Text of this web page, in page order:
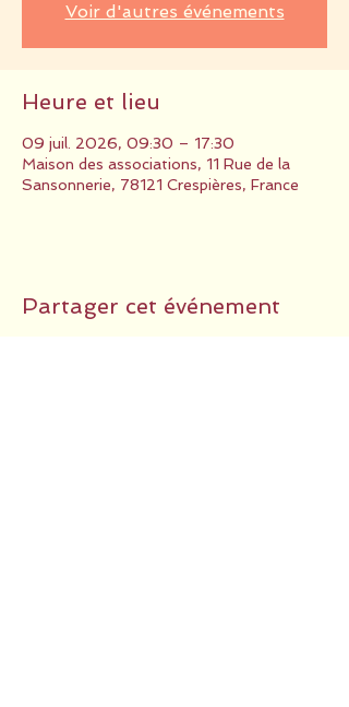
Voir d'autres événements
Heure et lieu
09 juil. 2026, 09:30 – 17:30
Maison des associations, 11 Rue de la
Sansonnerie, 78121 Crespières, France
Partager cet événement